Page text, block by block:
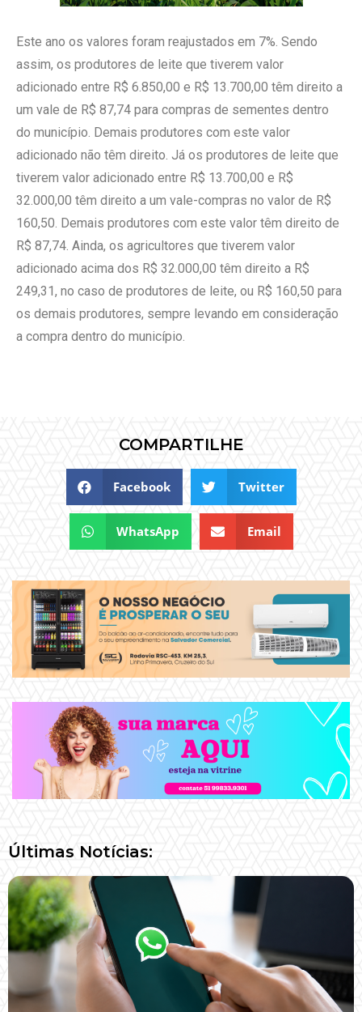
Este ano os valores foram reajustados em 7%. Sendo
assim, os produtores de leite que tiverem valor
adicionado entre R$ 6.850,00 e R$ 13.700,00 têm direito a
um vale de R$ 87,74 para compras de sementes dentro
do município. Demais produtores com este valor
adicionado não têm direito. Já os produtores de leite que
tiverem valor adicionado entre R$ 13.700,00 e R$
32.000,00 têm direito a um vale-compras no valor de R$
160,50. Demais produtores com este valor têm direito de
R$ 87,74. Ainda, os agricultores que tiverem valor
adicionado acima dos R$ 32.000,00 têm direito a R$
249,31, no caso de produtores de leite, ou R$ 160,50 para
os demais produtores, sempre levando em consideração
a compra dentro do município.
COMPARTILHE
Facebook Twitter
WhatsApp Email
Últimas Notícias: